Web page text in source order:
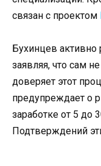
связан с проектом
Бухинцев активно
заявляя, что сам
доверяет этот
предупреждает о
заработке от 5 до
Подтверждений